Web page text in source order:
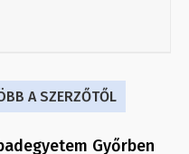
A SZERZŐTŐL
Győrben